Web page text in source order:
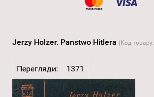
Jerzy Holzer. Panstwo Hitlera (Код товару:
Перегляди: 1371